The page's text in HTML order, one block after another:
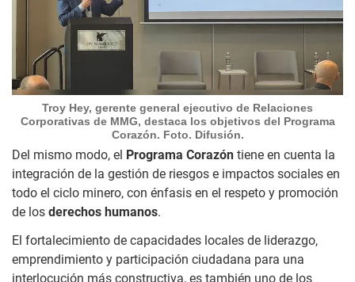
Troy Hey, gerente general ejecutivo de Relaciones
Corporativas de MMG, destaca los objetivos del Programa
Corazón. Foto. Difusión.
Del mismo modo, el Programa Corazón tiene en cuenta la
integración de la gestión de riesgos e impactos sociales en
todo el ciclo minero, con énfasis en el respeto y promoción
de los derechos humanos.
El fortalecimiento de capacidades locales de liderazgo,
emprendimiento y participación ciudadana para una
interlocución más constructiva, es también uno de los